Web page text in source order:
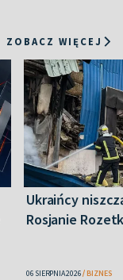
ZOBACZ WIĘCEJ
Ukraińcy
Rosjanie
06 SIERPNIA 2026 BIZNES